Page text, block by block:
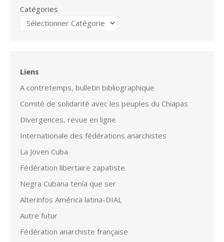
Catégories
Liens
A contretemps, bulletin bibliographique
Comité de solidarité avec les peuples du Chiapas
Divergences, revue en ligne
Internationale des fédérations anarchistes
La Joven Cuba
Fédération libertaire zapatiste
Negra Cubana tenía que ser
Alterinfos América latina-DIAL
Autre futur
Fédération anarchiste française